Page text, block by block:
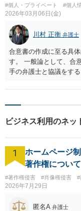
#個人・プライベート #個人
2026年03月06日(金)
川村 正衡 弁護士
合意書の作成に至る具
す。 一般論として、合
手の弁護士と協議をす
ビジネス利用のネ
1
ホームページ
著作権について
#著作権侵害 #肖像権侵害 #
2026年7月29日
匿名A 弁護士